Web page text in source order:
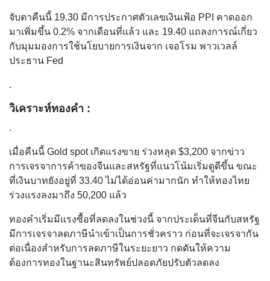
จับตาคืนนี้ 19.30 มีการประกาศตัวเลขเงินเฟ้อ PPI คาดออก
มาเพิ่มขึ้น 0.2% จากเดือนที่แล้ว และ 19.40 แถลงการณ์เกี่ยว
กับมุมมองการใช้นโยบายการเงินจาก เจอโรม พาวเวลล์
ประธาน Fed
.
วิเคราะห์ทองคำ :
.
เมื่อคืนนี้ Gold spot เกิดแรงขาย ร่วงหลุด $3,200 จากข่าว
การเจรจาการค้าของจีนและสหรัฐที่แนวโน้มเริ่มดูดีขึ้น ขณะ
ที่เงินบาทยังอยู่ที่ 33.40 ไม่ได้อ่อนค่ามากนัก ทำให้ทองไทย
ร่วงแรงลงมาถึง 50,200 แล้ว
ทองคำเริ่มมีแรงซื้อที่ลดลงในช่วงนี้ จากประเด็นที่จีนกับสหรัฐ
มีการเจรจาลดภาษีนำเข้าเป็นการชั่วคราว ก่อนที่จะเจรจากัน
ต่อเนื่องสำหรับการลดภาษีในระยะยาว กดดันให้ความ
ต้องการทองในฐานะสินทรัพย์ปลอดภัยปรับตัวลดลง